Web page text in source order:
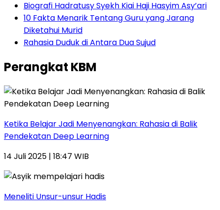
Biografi Hadratusy Syekh Kiai Haji Hasyim Asy’ari
10 Fakta Menarik Tentang Guru yang Jarang
Diketahui Murid
Rahasia Duduk di Antara Dua Sujud
Perangkat KBM
Ketika Belajar Jadi Menyenangkan: Rahasia di Balik
Pendekatan Deep Learning
14 Juli 2025 | 18:47 WIB
Meneliti Unsur-unsur Hadis